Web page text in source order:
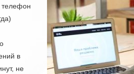
телефон
в
не